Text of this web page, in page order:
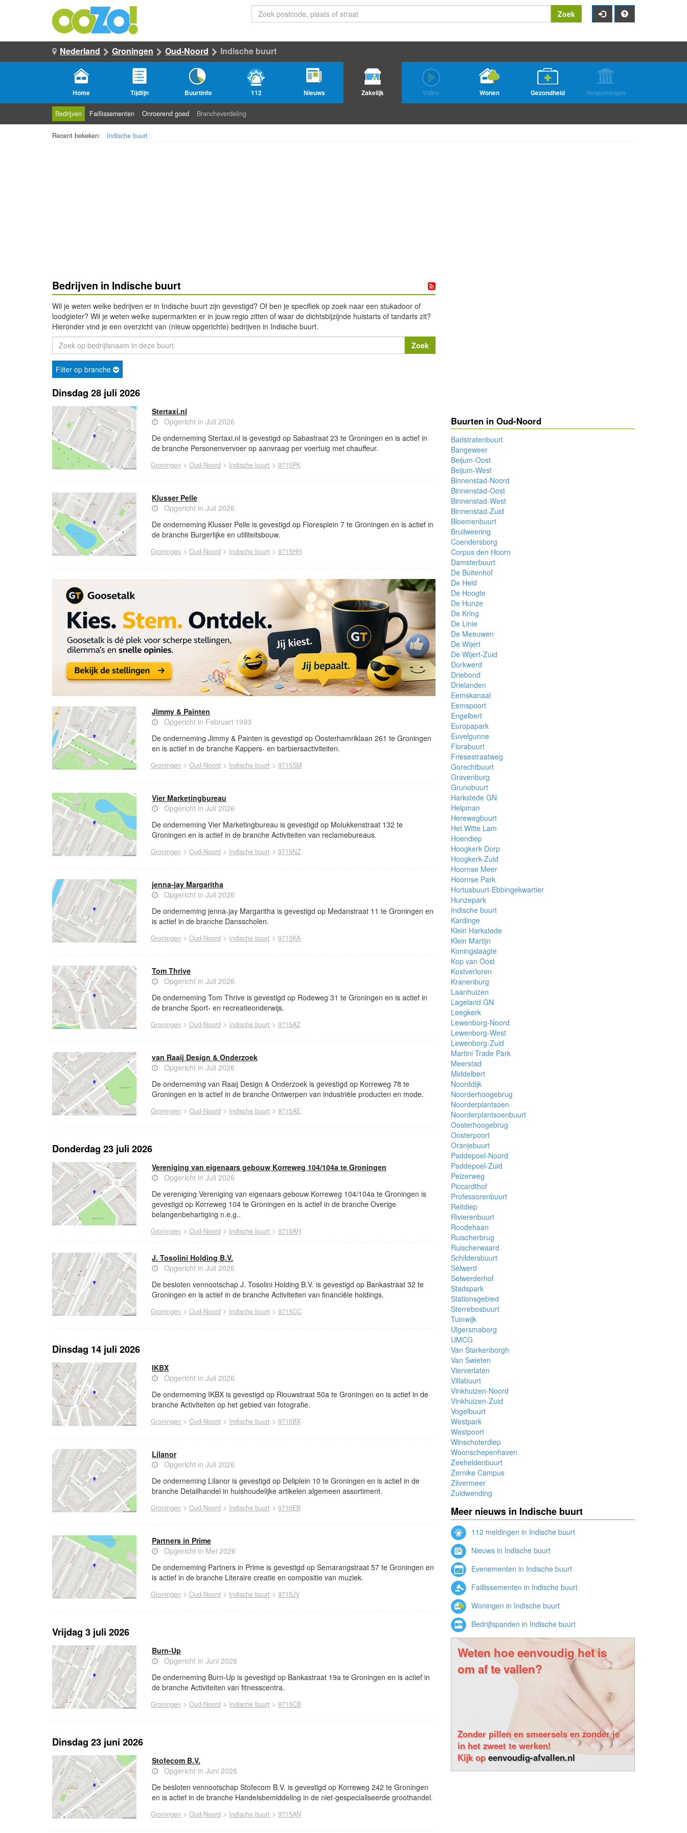
Zoek
Nederland Groningen Oud-Noord Indische buurt
Home Tijdlijn Buurtinfo 112 Nieuws Zakelijk Video Wonen Gezondheid Vergunningen
Bedrijven Faillissementen Onroerend goed Brancheverdeling
Recent bekeken: Indische buurt
Bedrijven in Indische buurt
Wil je weten welke bedrijven er in Indische buurt zijn gevestigd? Of ben je specifiek op zoek naar een stukadoor of
loodgieter? Wil je weten welke supermarkten er in jouw regio zitten of waar de dichtsbijzijnde huistarts of tandarts zit?
Hieronder vind je een overzicht van (nieuw opgerichte) bedrijven in Indische buurt.
Filter op branche
Dinsdag 28 juli 2026
Stertaxi.nl
Opgericht in Juli 2026
De onderneming Stertaxi.nl is gevestigd op Sabastraat 23 te Groningen en is actief in
de branche Personenvervoer op aanvraag per voertuig met chauffeur.
Groningen > Oud-Noord > Indische buurt > 9715PK
Klusser Pelle
Opgericht in Juli 2026
De onderneming Klusser Pelle is gevestigd op Floresplein 7 te Groningen en is actief in
de branche Burgerlijke en utiliteitsbouw.
Groningen > Oud-Noord > Indische buurt > 9715HH
Jimmy & Painten
Opgericht in Februari 1993
De onderneming Jimmy & Painten is gevestigd op Oosterhamriklaan 261 te Groningen
en is actief in de branche Kappers- en barbiersactiviteiten.
Groningen > Oud-Noord > Indische buurt > 9715SM
Vier Marketingbureau
Opgericht in Juli 2026
De onderneming Vier Marketingbureau is gevestigd op Molukkenstraat 132 te
Groningen en is actief in de branche Activiteiten van reclamebureaus.
Groningen > Oud-Noord > Indische buurt > 9715NZ
jenna-jay Margaritha
Opgericht in Juli 2026
De onderneming jenna-jay Margaritha is gevestigd op Medanstraat 11 te Groningen en
is actief in de branche Dansscholen.
Groningen > Oud-Noord > Indische buurt > 9715KA
Tom Thrive
Opgericht in Juli 2026
De onderneming Tom Thrive is gevestigd op Rodeweg 31 te Groningen en is actief in
de branche Sport- en recreatieonderwijs.
Groningen > Oud-Noord > Indische buurt > 9715AZ
van Raaij Design & Onderzoek
Opgericht in Juli 2026
De onderneming van Raaij Design & Onderzoek is gevestigd op Korreweg 78 te
Groningen en is actief in de branche Ontwerpen van industriële producten en mode.
Groningen > Oud-Noord > Indische buurt > 9715AE
Donderdag 23 juli 2026
Vereniging van eigenaars gebouw Korreweg 104/104a te Groningen
Opgericht in Juli 2026
De vereniging Vereniging van eigenaars gebouw Korreweg 104/104a te Groningen is
gevestigd op Korreweg 104 te Groningen en is actief in de branche Overige
belangenbehartiging n.e.g..
Groningen > Oud-Noord > Indische buurt > 9715AH
J. Tosolini Holding B.V.
Opgericht in Juli 2026
De besloten vennootschap J. Tosolini Holding B.V. is gevestigd op Bankastraat 32 te
Groningen en is actief in de branche Activiteiten van financiële holdings.
Groningen > Oud-Noord > Indische buurt > 9715CC
Dinsdag 14 juli 2026
IKBX
Opgericht in Juli 2026
De onderneming IKBX is gevestigd op Riouwstraat 50a te Groningen en is actief in de
branche Activiteiten op het gebied van fotografie.
Groningen > Oud-Noord > Indische buurt > 9715BX
Lilanor
Opgericht in Juli 2026
De onderneming Lilanor is gevestigd op Deliplein 10 te Groningen en is actief in de
branche Detailhandel in huishoudelijke artikelen algemeen assortiment.
Groningen > Oud-Noord > Indische buurt > 9715EB
Partners in Prime
Opgericht in Mei 2026
De onderneming Partners in Prime is gevestigd op Semarangstraat 57 te Groningen en
is actief in de branche Literaire creatie en compositie van muziek.
Groningen > Oud-Noord > Indische buurt > 9715JV
Vrijdag 3 juli 2026
Burn-Up
Opgericht in Juni 2026
De onderneming Burn-Up is gevestigd op Bankastraat 19a te Groningen en is actief in
de branche Activiteiten van fitnesscentra.
Groningen > Oud-Noord > Indische buurt > 9715CB
Dinsdag 23 juni 2026
Stofecom B.V.
Opgericht in Juni 2026
De besloten vennootschap Stofecom B.V. is gevestigd op Korreweg 242 te Groningen
en is actief in de branche Handelsbemiddeling in de niet-gespecialiseerde groothandel.
Groningen > Oud-Noord > Indische buurt > 9715AN
Buurten in Oud-Noord
Badstratenbuurt
Bangeweer
Beijum-Oost
Beijum-West
Binnenstad-Noord
Binnenstad-Oost
Binnenstad-West
Binnenstad-Zuid
Bloemenbuurt
Bruilweering
Coendersborg
Corpus den Hoorn
Damsterbuurt
De Buitenhof
De Held
De Hoogte
De Hunze
De Kring
De Linie
De Meeuwen
De Wijert
De Wijert-Zuid
Dorkwerd
Driebond
Drielanden
Eemskanaal
Eemspoort
Engelbert
Europapark
Euvelgunne
Florabuurt
Friesestraatweg
Gorechtbuurt
Gravenburg
Grunobuurt
Harkstede GN
Helpman
Herewegbuurt
Het Witte Lam
Hoendiep
Hoogkerk Dorp
Hoogkerk-Zuid
Hoornse Meer
Hoornse Park
Hortusbuurt-Ebbingekwartier
Hunzepark
Indische buurt
Kardinge
Klein Harkstede
Klein Martijn
Koningslaagte
Kop van Oost
Kostverloren
Kranenburg
Laanhuizen
Lageland GN
Leegkerk
Lewenborg-Noord
Lewenborg-West
Lewenborg-Zuid
Martini Trade Park
Meerstad
Middelbert
Noorddijk
Noorderhoogebrug
Noorderplantsoen
Noorderplantsoenbuurt
Oosterhoogebrug
Oosterpoort
Oranjebuurt
Paddepoel-Noord
Paddepoel-Zuid
Peizerweg
Piccardthof
Professorenbuurt
Reitdiep
Rivierenbuurt
Roodehaan
Ruischerbrug
Ruischerwaard
Schildersbuurt
Selwerd
Selwerderhof
Stadspark
Stationsgebied
Sterrebosbuurt
Tuinwijk
Ulgersmaborg
UMCG
Van Starkenborgh
Van Swieten
Vierverlaten
Villabuurt
Vinkhuizen-Noord
Vinkhuizen-Zuid
Vogelbuurt
Westpark
Westpoort
Winschoterdiep
Woonschepenhaven
Zeeheldenbuurt
Zernike Campus
Zilvermeer
Zuidwending
Meer nieuws in Indische buurt
112 meldingen in Indische buurt
Nieuws in Indische buurt
Evenementen in Indische buurt
Faillissementen in Indische buurt
Woningen in Indische buurt
Bedrijfspanden in Indische buurt
Weten hoe eenvoudig het is
om af te vallen?
Zonder pillen en smeersels en zonder je
in het zweet te werken!
Kijk opeenvoudig-afvallen.nl